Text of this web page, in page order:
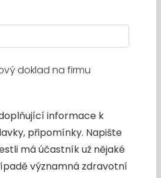
doklad na firmu
informace k
připomínky. Napište
má účastník už nějaké
významná zdravotní